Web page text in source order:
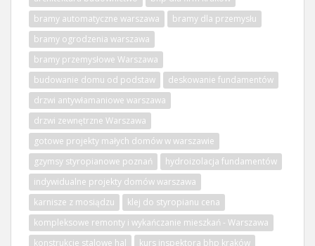
bramy automatyczne warszawa
bramy dla przemysłu
bramy ogrodzenia warszawa
bramy przemysłowe Warszawa
budowanie domu od podstaw
deskowanie fundamentów
drzwi antywłamaniowe warszawa
drzwi zewnętrzne Warszawa
gotowe projekty małych domów w warszawie
gzymsy styropianowe poznań
hydroizolacja fundamentów
indywidualne projekty domów warszawa
karnisze z mosiądzu
klej do styropianu cena
kompleksowe remonty i wykańczanie mieszkań - Warszawa
konstrukcje stalowe hal
kurs inspektora bhp kraków